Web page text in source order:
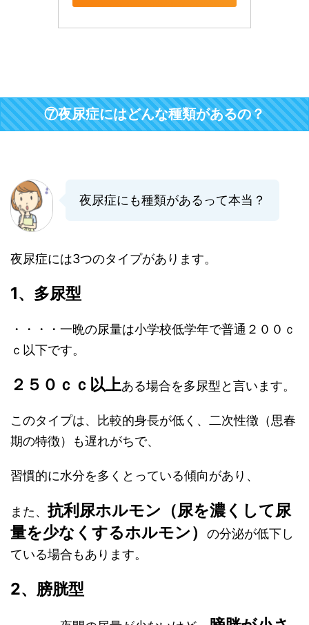
⑦夜尿症にはどんな種類があるの？
夜尿症にも種類があるって本当？
夜尿症には3つのタイプがあります。
1、多尿型
・・・・一晩の尿量は小学校低学年で普通２００ｃ
ｃ以下です。
２５０ｃｃ以上ある場合を多尿型と言います。
このタイプは、比較的身長が低く、二次性徴（思春
期の特徴）も遅れがちで、
習慣的に水分を多くとっている傾向があり、
また、 抗利尿ホルモン（尿を濃くして尿
量を少なくするホルモン）
の分泌が低下し
ている場合もあります。
2、膀胱型